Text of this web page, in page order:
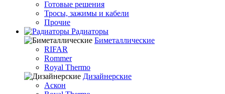
Готовые решения
Тросы, зажимы и кабели
Прочие
Радиаторы
Биметаллические
RIFAR
Rommer
Royal Thermo
Дизайнерские
Аскон